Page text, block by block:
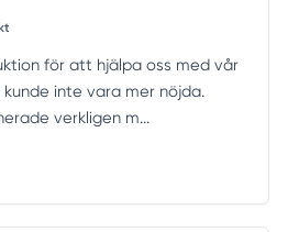
för att hjälpa oss med vår
inte vara mer nöjda.
verkligen m...